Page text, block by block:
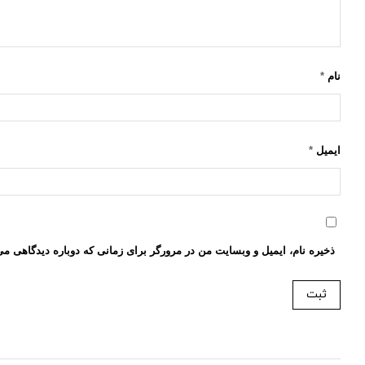
نام *
ایمیل *
ذخیره نام، ایمیل و وبسایت من در مرورگر برای زمانی که دوباره دیدگاهی